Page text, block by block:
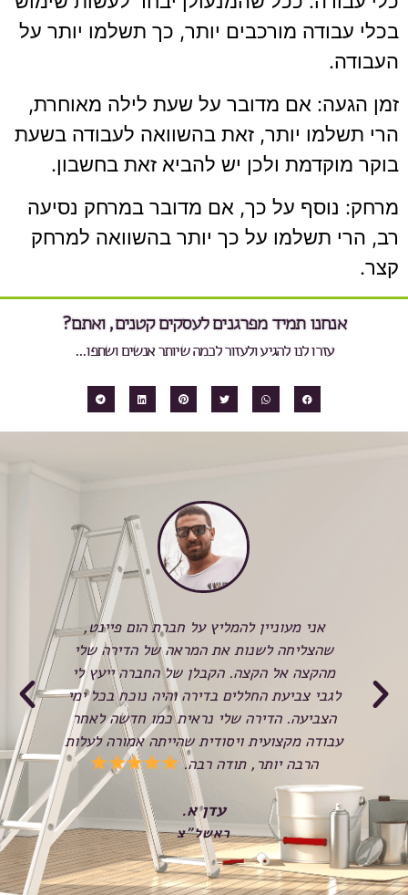
בכלי עבודה מורכבים יותר, כך תשלמו יותר על
העבודה.
זמן הגעה: אם מדובר על שעת לילה מאוחרת,
הרי תשלמו יותר, זאת בהשוואה לעבודה בשעת
בוקר מוקדמת ולכן יש להביא זאת בחשבון.
מרחק: נוסף על כך, אם מדובר במרחק נסיעה
רב, הרי תשלמו על כך יותר בהשוואה למרחק
קצר.
אנחנו תמיד מפרגנים לעסקים קטנים, ואתם?
עזרו לנו להגיע ולעזור לכמה שיותר אנשים ושתפו...
אני מעוניין להמליץ על חברת הום פיינט,
שהצליחה לשנות את המראה של הדירה שלי
מהקצה אל הקצה. הקבלן של החברה ייעץ לי
לגבי צביעת החללים בדירה והיה נוכח בכל ימי
הצביעה. הדירה שלי נראית כמו חדשה לאחר
עבודה מקצועית ויסודית שהייתה אמורה לעלות
הרבה יותר, תודה רבה.
עדן א.
ראשל"צ